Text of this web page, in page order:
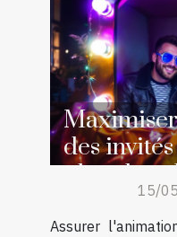
des
15/
Assurer